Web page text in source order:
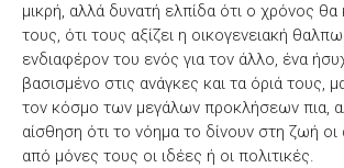
μικρή, αλλά δυνατή ελπίδα ότι ο χρόνος θα
τους, ότι τους αξίζει η οικογενειακή
ενδιαφέρον του ενός για τον άλλο, ένα
βασισμένο στις ανάγκες και τα όριά τους,
τον κόσμο των μεγάλων προκλήσεων πια,
αίσθηση ότι το νόημα το δίνουν στη ζωή οι
από μόνες τους οι ιδέες ή οι πολιτικές.